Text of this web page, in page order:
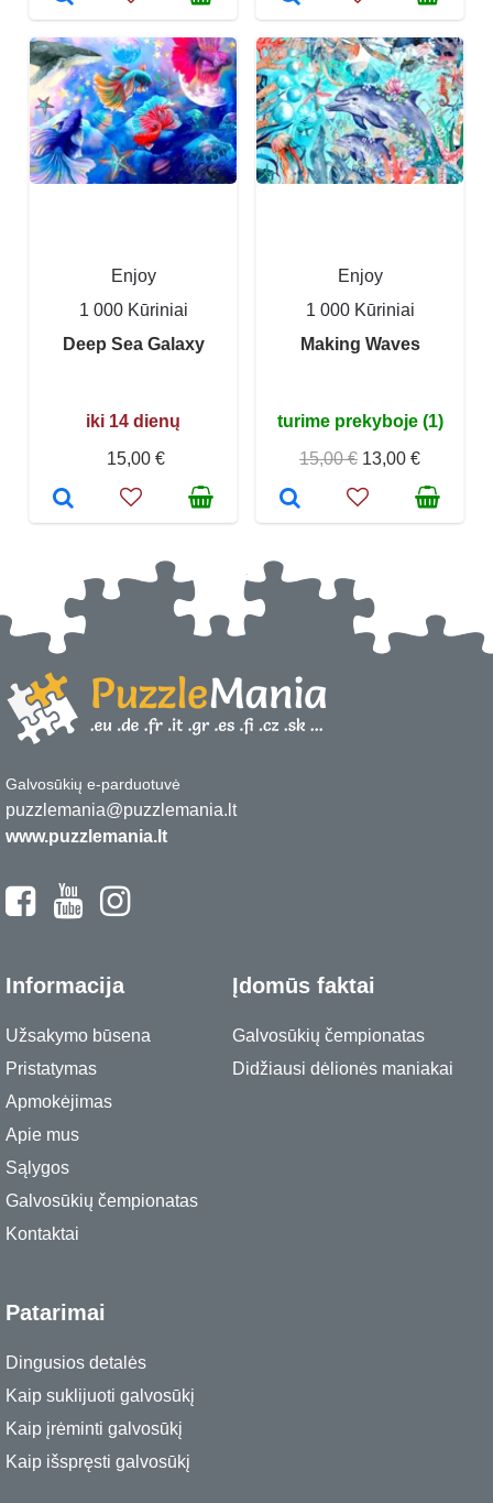
Enjoy
1 000 Kūriniai
Deep Sea Galaxy
iki 14 dienų
15,00 €
Enjoy
1 000 Kūriniai
Making Waves
turime prekyboje (1)
15,00 € 13,00 €
Galvosūkių e-parduotuvė
puzzlemania@puzzlemania.lt
www.puzzlemania.lt
Informacija
Užsakymo būsena
Pristatymas
Apmokėjimas
Apie mus
Sąlygos
Galvosūkių čempionatas
Kontaktai
Įdomūs faktai
Galvosūkių čempionatas
Didžiausi dėlionės maniakai
Patarimai
Dingusios detalės
Kaip suklijuoti galvosūkį
Kaip įrėminti galvosūkį
Kaip išspręsti galvosūkį